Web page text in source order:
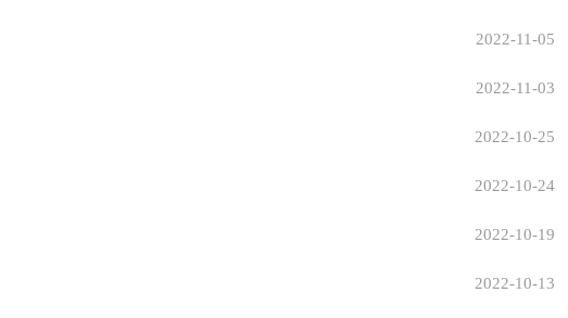
2022-11-05
2022-11-03
2022-10-25
2022-10-24
2022-10-19
2022-10-13